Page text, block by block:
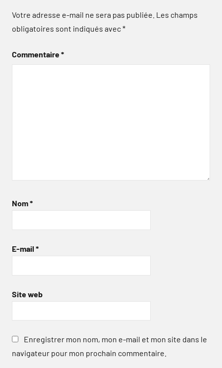
Votre adresse e-mail ne sera pas publiée. Les champs
obligatoires sont indiqués avec*
Commentaire*
Nom*
E-mail *
Site web
Enregistrer mon nom, mon e-mail et mon site dans le
navigateur pour mon prochain commentaire.